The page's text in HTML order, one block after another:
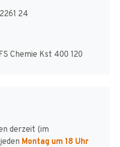
24
Chemie Kst 400 120
derzeit (im
Montag um 18 Uhr